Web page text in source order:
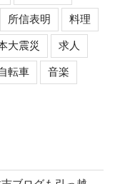
所信表明 料理
大震災 求人
転車 音楽